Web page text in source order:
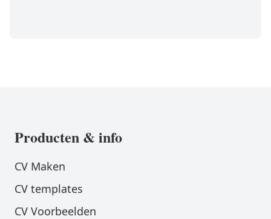
Producten & info
CV Maken
CV templates
CV Voorbeelden